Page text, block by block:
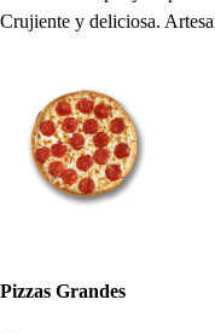
Crujiente y deliciosa.
Pizzas Grandes